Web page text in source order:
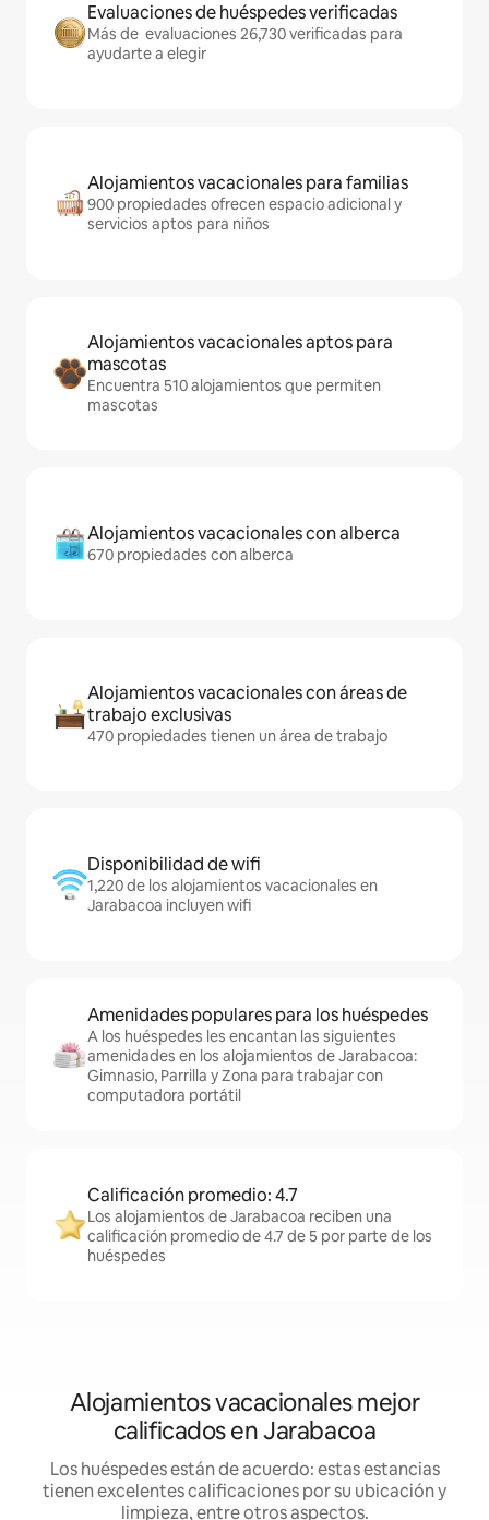
Evaluaciones de huéspedes verificadas
Más de evaluaciones 26,730 verificadas para
ayudarte a elegir
Alojamientos vacacionales para familias
900 propiedades ofrecen espacio adicional y
servicios aptos para niños
Alojamientos vacacionales aptos para
mascotas
Encuentra 510 alojamientos que permiten
mascotas
Alojamientos vacacionales con alberca
670 propiedades con alberca
Alojamientos vacacionales con áreas de
trabajo exclusivas
470 propiedades tienen un área de trabajo
Disponibilidad de wifi
1,220 de los alojamientos vacacionales en
Jarabacoa incluyen wifi
Amenidades populares para los huéspedes
A los huéspedes les encantan las siguientes
amenidades en los alojamientos de Jarabacoa:
Gimnasio, Parrilla y Zona para trabajar con
computadora portátil
Calificación promedio: 4.7
Los alojamientos de Jarabacoa reciben una
calificación promedio de 4.7 de 5 por parte de los
huéspedes
Alojamientos vacacionales mejor
calificados en Jarabacoa
Los huéspedes están de acuerdo: estas estancias
tienen excelentes calificaciones por su ubicación y
limpieza, entre otros aspectos.